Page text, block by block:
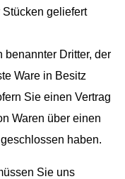
geliefert
benannter Dritter, der
Ware in Besitz
Sie einen Vertrag
Waren über einen
haben.
Sie uns